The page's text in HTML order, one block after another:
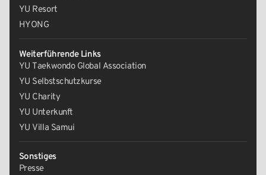
YU Resort
HYONG
Weiterführende Links
YU Taekwondo Global Association
YU Selbstschutzkurse
YU Charity
YU Unterkunft
YU Villa Samui
Sonstiges
Presse